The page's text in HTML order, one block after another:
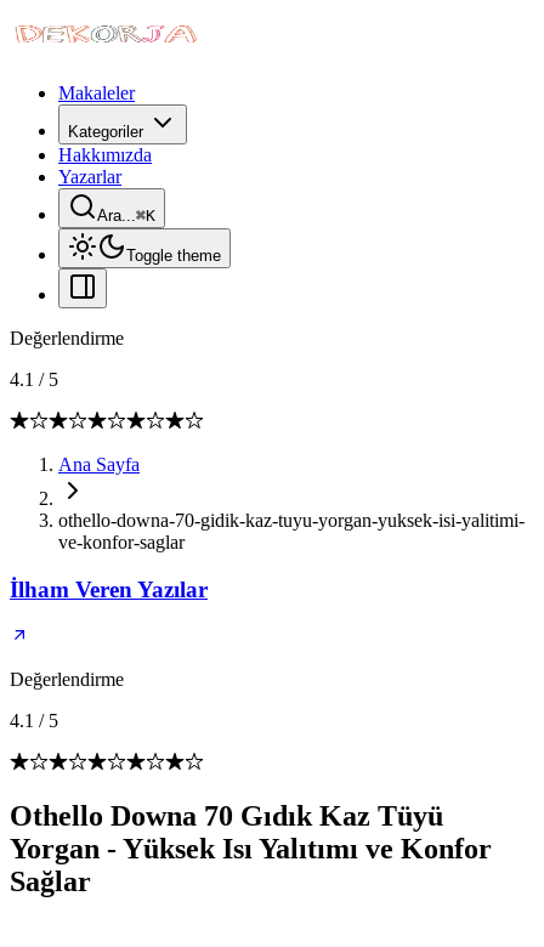
Makaleler
Kategoriler
Hakkımızda
Yazarlar
Ara...⌘K
Toggle theme
Değerlendirme
4.1 / 5
Ana Sayfa
othello-downa-70-gidik-kaz-tuyu-yorgan-yuksek-isi-yalitimi-
ve-konfor-saglar
İlham Veren Yazılar
Değerlendirme
4.1 / 5
Othello Downa 70 Gıdık Kaz Tüyü
Yorgan - Yüksek Isı Yalıtımı ve Konfor
Sağlar